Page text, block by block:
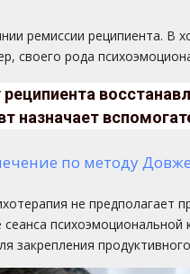
ремиссии реципиента. В
своего рода
реципиента
назначает
по методу
не предполагает
сеанса
закрепления